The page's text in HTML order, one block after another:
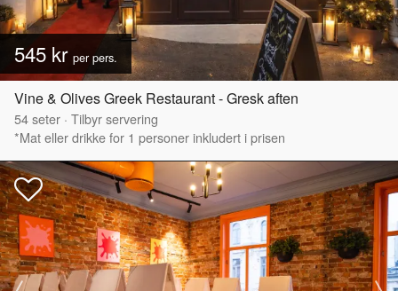
545 kr per pers.
Vine & Olives Greek Restaurant - Gresk aften
54seter · Tilbyr servering
*Mat eller drikke for 1 personer inkludert i prisen